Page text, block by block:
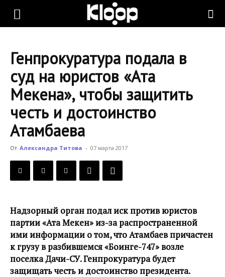
KLOOP.KG
Новости
Кыргызстана
Генпрокуратура подала в
суд на юристов «Ата
Мекена», чтобы защитить
честь и достоинство
Атамбаева
От Александра Титова - 07 марта 2017
Надзорный орган подал иск против юристов
партии «Ата Мекен» из-за распространенной
ими информации о том, что Атамбаев причастен
к грузу в разбившемся «Боинге-747» возле
поселка Дачи-СУ. Генпрокуратура будет
защищать честь и достоинство президента.